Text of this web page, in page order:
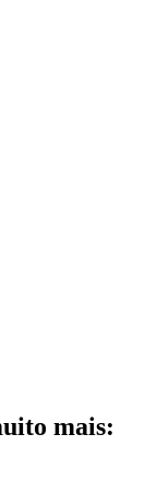
mais: